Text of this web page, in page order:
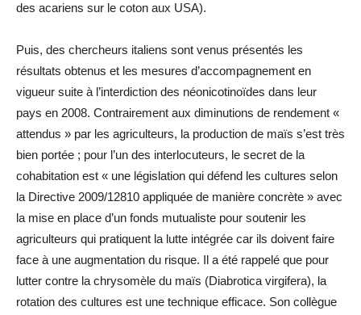
des acariens sur le coton aux USA).
Puis, des chercheurs italiens sont venus présentés les
résultats obtenus et les mesures d’accompagnement en
vigueur suite à l’interdiction des néonicotinoïdes dans leur
pays en 2008. Contrairement aux diminutions de rendement «
attendus » par les agriculteurs, la production de maïs s’est très
bien portée ; pour l’un des interlocuteurs, le secret de la
cohabitation est « une législation qui défend les cultures selon
la Directive 2009/12810 appliquée de manière concrète » avec
la mise en place d’un fonds mutualiste pour soutenir les
agriculteurs qui pratiquent la lutte intégrée car ils doivent faire
face à une augmentation du risque. Il a été rappelé que pour
lutter contre la chrysomèle du maïs (Diabrotica virgifera), la
rotation des cultures est une technique efficace. Son collègue